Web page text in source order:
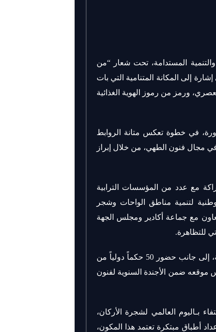
المستدامة، تحت شعار “من
إلى المكانة المتنامية التي بات
ورمز من رموز الهوية الغذائية
في خطوة تعكس متانة الروابط
في مجال فنون الطهي، من خلال إبراز
مع عدد من المؤسسات الترابية
لتنمية مناطق الواحات وشجر
مع جماعة أكادير ومجلس الجهة
للتظاهرة.
وتعرف هذه الدورة مشاركة أزيد من 300 مشارك ومشاركة، إلى جانب حضور 50 حكماً دولياً من
موقعه ضمن الأجندة السنوية لفنون
بـاليوم العالمي لشجرة الأركان،
أطباق مبتكرة تعتمد هذا المكون،